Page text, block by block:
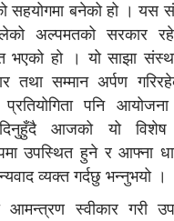
सहयोगमा बनेको हो । यस
अल्पमतको सरकार
भएको हो । यो साझा
तथा सम्मान अर्पण
प्रतियोगिता पनि
आजको यो विशेष
उपस्थित हुने र आफ्ना
व्यक्त गर्दछु भन्नुभयो ।
आमन्त्रण स्वीकार गरी